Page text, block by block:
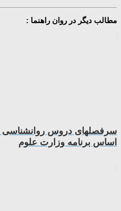
مطالب دیگر در روان راهنما :
سرفصلهای دروس روانشناسی
اساس برنامه وزارت علوم